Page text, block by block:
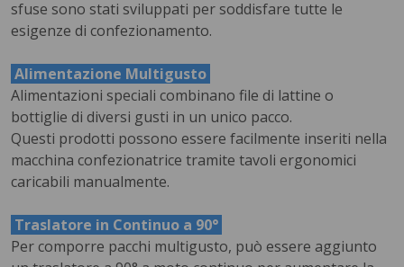
sfuse sono stati sviluppati per soddisfare tutte le
esigenze di confezionamento.
Alimentazione Multigusto
Alimentazioni speciali combinano file di lattine o
bottiglie di diversi gusti in un unico pacco.
Questi prodotti possono essere facilmente inseriti nella
macchina confezionatrice tramite tavoli ergonomici
caricabili manualmente.
Traslatore in Continuo a 90°
Per comporre pacchi multigusto, può essere aggiunto